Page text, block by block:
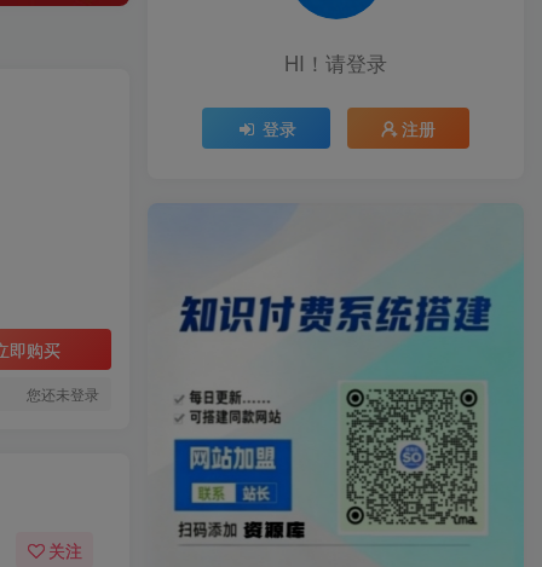
即购买
您还未登录
关注
HI！请登录
登录 注册